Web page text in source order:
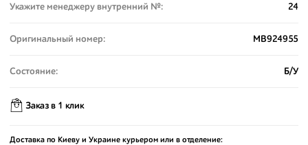
Укажите менеджеру внутренний №: 24
Оригинальный номер: MB924955
Состояние: Б/У
Заказ в 1 клик
Доставка по Киеву и Украине курьером или в отделение: